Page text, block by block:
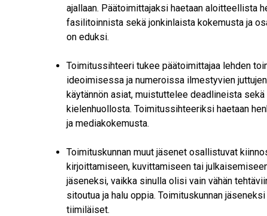
ajallaan. Päätoimittajaksi haetaan aloitteellista
fasilitoinnista sekä jonkinlaista kokemusta ja
on eduksi.
Toimitussihteeri tukee päätoimittajaa lehden
ideoimisessa ja numeroissa ilmestyvien
käytännön asiat, muistuttelee deadlineista
kielenhuollosta. Toimitussihteeriksi haetaan
ja mediakokemusta.
Toimituskunnan muut jäsenet osallistuvat
kirjoittamiseen, kuvittamiseen tai
jäseneksi, vaikka sinulla olisi vain vähän
sitoutua ja halu oppia. Toimituskunnan
tiimiläiset.